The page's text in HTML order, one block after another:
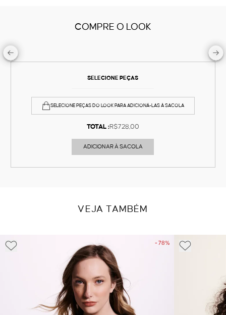
COMPRE O LOOK
SELECIONE PEÇAS
SELECIONE PEÇAS DO LOOK PARA ADICIONÁ-LAS À SACOLA
TOTAL :R$728,00
ADICIONAR À SACOLA
VEJA TAMBÉM
- 78%